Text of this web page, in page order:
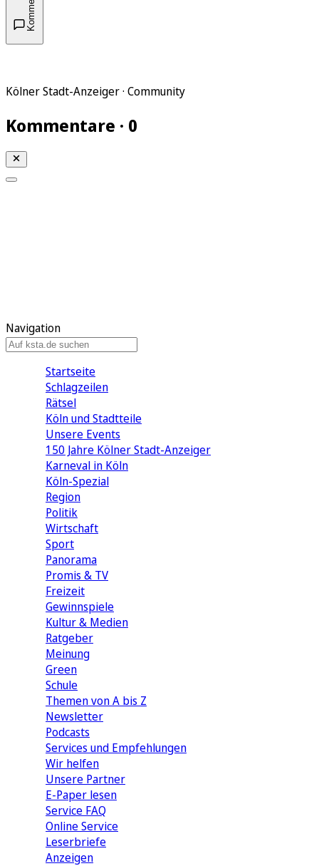
Kölner Stadt-Anzeiger · Community
Kommentare · 0
Navigation
Startseite
Schlagzeilen
Rätsel
Köln und Stadtteile
Unsere Events
150 Jahre Kölner Stadt-Anzeiger
Karneval in Köln
Köln-Spezial
Region
Politik
Wirtschaft
Sport
Panorama
Promis & TV
Freizeit
Gewinnspiele
Kultur & Medien
Ratgeber
Meinung
Green
Schule
Themen von A bis Z
Newsletter
Podcasts
Services und Empfehlungen
Wir helfen
Unsere Partner
E-Paper lesen
Service FAQ
Online Service
Leserbriefe
Anzeigen